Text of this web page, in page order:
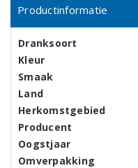
Productinformatie
Dranksoort
Kleur
Smaak
Land
Herkomstgebied
Producent
Oogstjaar
Omverpakking